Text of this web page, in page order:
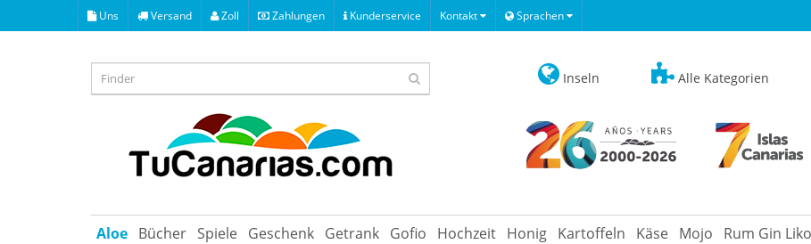
Uns Versand Zoll Zahlungen Kunderservice Kontakt Sprachen
Inseln Alle Kategorien
Aloe Bücher Spiele Geschenk Getrank Gofio Hochzeit Honig Kartoffeln Käse Mojo Rum Gin